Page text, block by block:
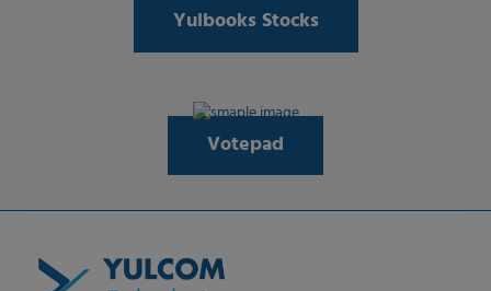
Yulbooks Stocks
Votepad